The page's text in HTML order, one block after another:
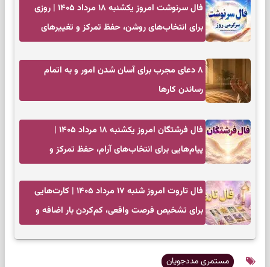
فال سرنوشت امروز یکشنبه ۱۸ مرداد ۱۴۰۵ | روزی
برای انتخاب‌های روشن، حفظ تمرکز و تغییرهای
۸ دعای مجرب برای آسان شدن امور و به اتمام
رساندن کار‌ها
فال فرشتگان امروز یکشنبه ۱۸ مرداد ۱۴۰۵ |
پیام‌هایی برای انتخاب‌های آرام، حفظ تمرکز و
فال تاروت امروز شنبه ۱۷ مرداد ۱۴۰۵ | کارت‌هایی
برای تشخیص فرصت واقعی، کم‌کردن بار اضافه و
مستمری مددجویان